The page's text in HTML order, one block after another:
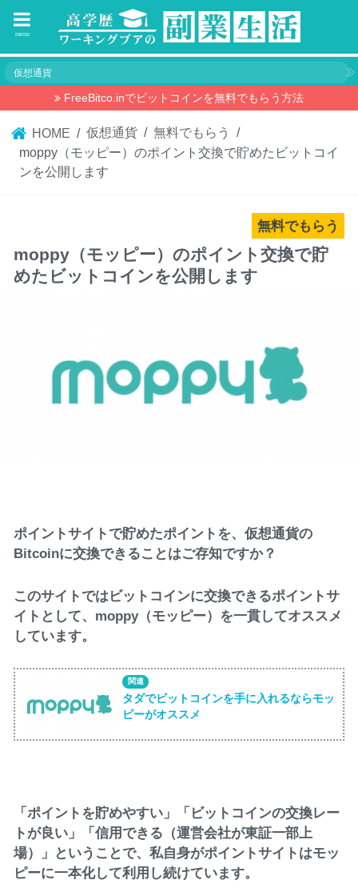
menu
仮想通貨
FreeBitco.inでビットコインを無料でもらう方法
HOME 仮想通貨
無料でもらう
moppy（モッピー）のポイント交換で貯めたビットコイ
ンを公開します
無料でもらう
moppy（モッピー）のポイント交換で貯
めたビットコインを公開します
ポイントサイトで貯めたポイントを、仮想通貨の
Bitcoinに交換できることはご存知ですか？
このサイトではビットコインに交換できるポイントサ
イトとして、moppy（モッピー）を一貫してオススメ
しています。
タダでビットコインを手に入れるならモッ
ピーがオススメ
「ポイントを貯めやすい」「ビットコインの交換レー
トが良い」「信用できる（運営会社が東証一部上
場）」ということで、私自身がポイントサイトはモッ
ピーに一本化して利用し続けています。